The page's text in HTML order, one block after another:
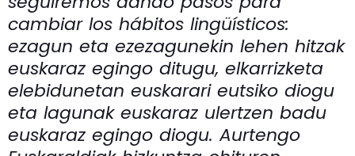
cambiar los hábitos lingüísticos:
ezagun eta ezezagunekin lehen hitzak
euskaraz egingo ditugu, elkarrizketa
elebidunetan euskarari eutsiko diogu
eta lagunak euskaraz ulertzen badu
euskaraz egingo diogu. Aurtengo